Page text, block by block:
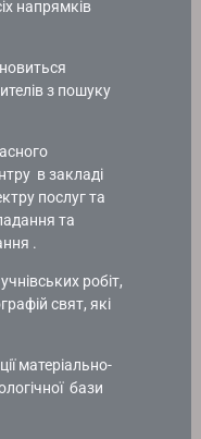
напрямків
з пошуку
в закладі
послуг та
та
.
робіт,
свят, які
матеріально-
бази